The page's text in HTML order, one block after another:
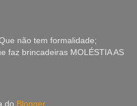
não tem formalidade;
faz brincadeiras MOLÉSTIA AS
do Blogger.